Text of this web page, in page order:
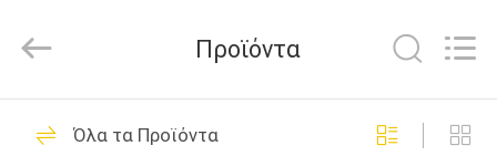
ΣΠΊΤΙ
and
Mechanical
Rights
124
Προϊόντα
Όλα τα Προϊόντα